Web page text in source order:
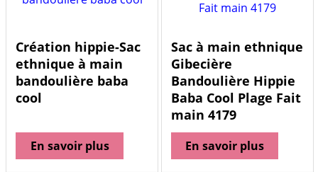
Création hippie-Sac
ethnique à main
bandoulière baba
cool
En savoir plus
Sac à main ethnique
Gibecière
Bandoulière Hippie
Baba Cool Plage Fait
main 4179
En savoir plus